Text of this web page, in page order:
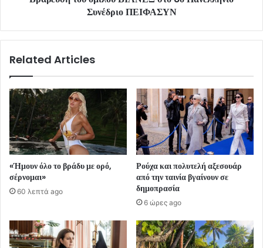
Συνέδριο ΠΕΙΦΑΣΥΝ
Related Articles
«Ήμουν όλο το βράδυ με ορό,
σέρνομαι»
60 λεπτά ago
Ρούχα και πολυτελή αξεσουάρ
από την ταινία βγαίνουν σε
δημοπρασία
6 ώρες ago